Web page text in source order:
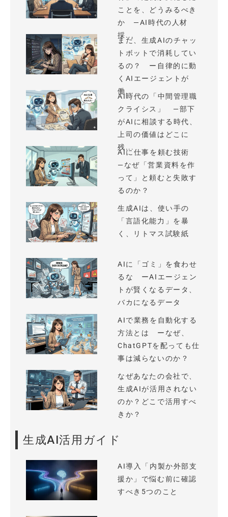
ことを、どうみるべき
か —AI時代の人材
採...
まだ、生成AIのチャッ
トボットで消耗してい
るの？ ー自律的に動
くAIエージェントが
働...
AI時代の「中間管理職
クライシス」 —部下
がAIに相談する時代、
上司の価値はどこに
残...
AIに仕事を頼む技術
—なぜ「営業資料を作
って」と頼むと失敗す
るのか？
生成AIは、使い手の
「言語化能力」を暴
く、リトマス試験紙
AIに「ゴミ」を食わせ
るな ーAIエージェン
トが賢くなるデータ、
バカになるデータ
AIで業務を自動化する
方法とは ーなぜ、
ChatGPTを配っても仕
事は減らないのか？
なぜあなたの会社で、
生成AIが活用されない
のか？どこで活用すべ
きか？
生成AI活用ガイド
AI導入「内製か外部支
援か」で悩む前に確認
すべき5つのこと